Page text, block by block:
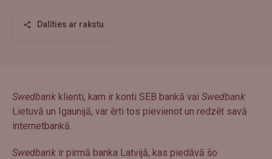
Dalīties ar rakstu
Swedbank klienti, kam ir konti SEB bankā vai Swedbank
Lietuvā un Igaunijā, var ērti tos pievienot un redzēt savā
internetbankā.
Swedbank ir pirmā banka Latvijā, kas piedāvā šo